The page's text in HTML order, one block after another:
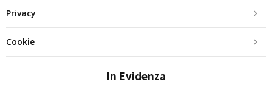
Privacy
Cookie
In Evidenza